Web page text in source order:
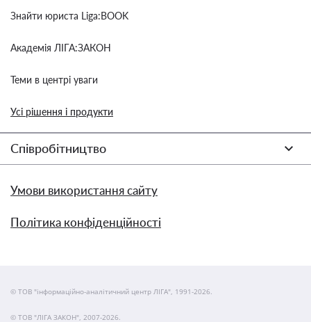
Знайти юриста Liga:BOOK
Академія ЛІГА:ЗАКОН
Теми в центрі уваги
Усі рішення і продукти
Співробітництво
Умови використання сайту
Політика конфіденційності
© ТОВ "інформаційно-аналітичний центр ЛІГА", 1991-2026.
© ТОВ "ЛІГА ЗАКОН", 2007-2026.